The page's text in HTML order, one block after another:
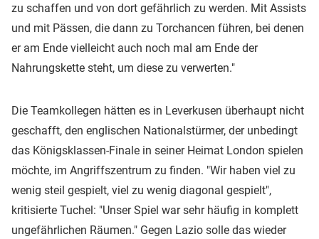
zu schaffen und von dort gefährlich zu werden. Mit Assists
und mit Pässen, die dann zu Torchancen führen, bei denen
er am Ende vielleicht auch noch mal am Ende der
Nahrungskette steht, um diese zu verwerten."
Die Teamkollegen hätten es in Leverkusen überhaupt nicht
geschafft, den englischen Nationalstürmer, der unbedingt
das Königsklassen-Finale in seiner Heimat London spielen
möchte, im Angriffszentrum zu finden. "Wir haben viel zu
wenig steil gespielt, viel zu wenig diagonal gespielt",
kritisierte Tuchel: "Unser Spiel war sehr häufig in komplett
ungefährlichen Räumen." Gegen Lazio solle das wieder